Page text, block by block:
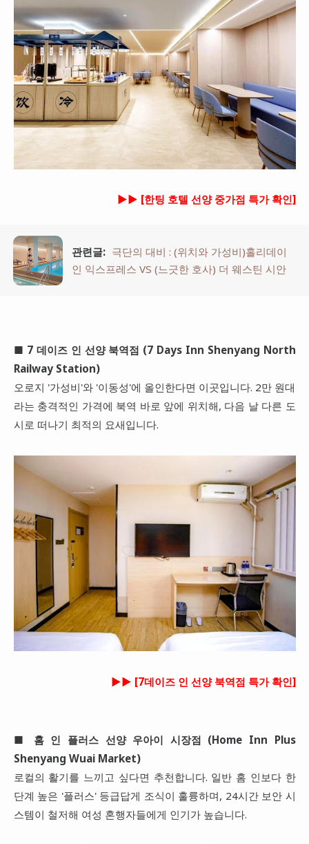
►► [한팅 호텔 선양 중가점 특가 확인]
관련글: 극단의 대비 : (위치와 가성비)홀리데이
인 익스프레스 VS (느긋한 호사) 더 웨스틴 시안
■ 7 데이즈 인 선양 북역점 (7 Days Inn Shenyang North
Railway Station)
오로지 '가성비'와 '이동성'에 올인한다면 이곳입니다. 2만 원대
라는 충격적인 가격에 북역 바로 앞에 위치해, 다음 날 다른 도
시로 떠나기 최적의 요새입니다.
►► [7데이즈 인 선양 북역점 특가 확인]
■ 홈 인 플러스 선양 우아이 시장점 (Home Inn Plus
Shenyang Wuai Market)
로컬의 활기를 느끼고 싶다면 추천합니다. 일반 홈 인보다 한
단계 높은 '플러스' 등급답게 조식이 훌륭하며, 24시간 보안 시
스템이 철저해 여성 혼행자들에게 인기가 높습니다.